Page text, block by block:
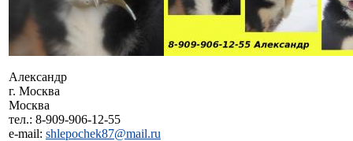
Александр
г. Москва
Москва
тел.: 8-909-906-12-55
e-mail: shlepochek87@mail.ru